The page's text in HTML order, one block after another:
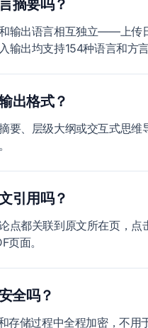
摘要吗？
输出语言相互独立——上传
输出均支持154种语言和方言
出格式？
要、层级大纲或交互式思
引用吗？
点都关联到原文所在页，点
页面。
全吗？
存储过程中全程加密，不用